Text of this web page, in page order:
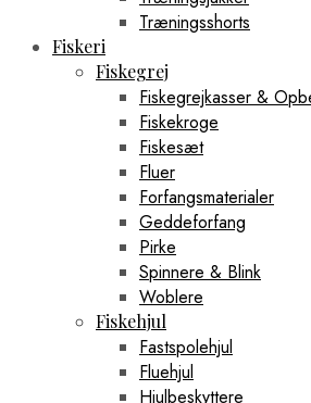
Træningsshorts
Fiskeri
Fiskegrej
Fiskegrejkasser &
Fiskekroge
Fiskesæt
Fluer
Forfangsmaterialer
Geddeforfang
Pirke
Spinnere & Blink
Woblere
Fiskehjul
Fastspolehjul
Fluehjul
Hjulbeskyttere